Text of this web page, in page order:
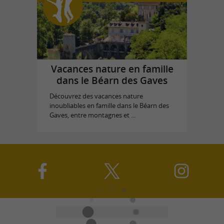
Vacances nature en famille
dans le Béarn des Gaves
Découvrez des vacances nature
inoubliables en famille dans le Béarn des
Gaves, entre montagnes et ...